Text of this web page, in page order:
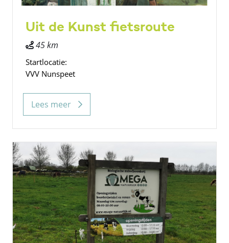
Uit de Kunst fietsroute
45 km
Startlocatie:
VVV Nunspeet
Lees meer